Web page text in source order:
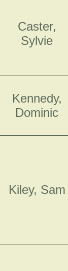
Caster,
Sylvie
Kennedy,
Dominic
Kiley, Sam